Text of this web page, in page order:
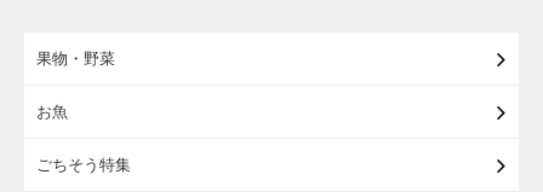
果物・野菜
お魚
ごちそう特集